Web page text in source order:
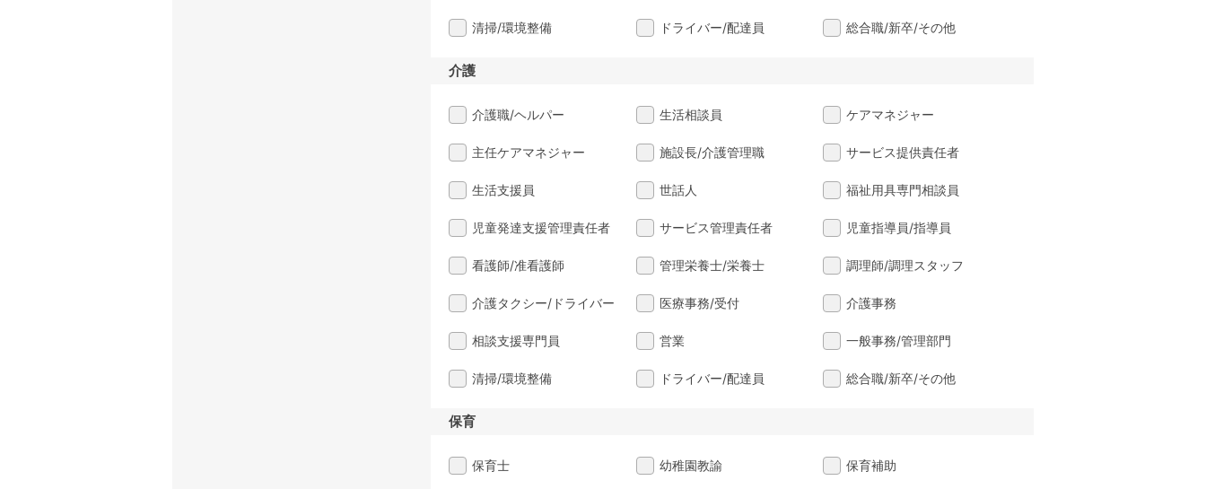
清掃/環境整備 ドライバー/配達員 総合職/新卒/その他
介護
介護職/ヘルパー 生活相談員 ケアマネジャー
主任ケアマネジャー 施設長/介護管理職 サービス提供責任者
生活支援員 世話人 福祉用具専門相談員
児童発達支援管理責任者 サービス管理責任者 児童指導員/指導員
看護師/准看護師 管理栄養士/栄養士 調理師/調理スタッフ
介護タクシー/ドライバー 医療事務/受付 介護事務
相談支援専門員 営業 一般事務/管理部門
清掃/環境整備 ドライバー/配達員 総合職/新卒/その他
保育
保育士 幼稚園教諭 保育補助